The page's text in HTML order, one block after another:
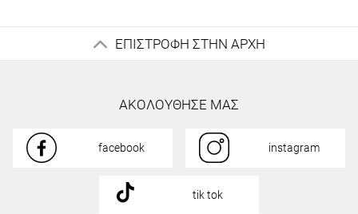
ΕΠΙΣΤΡΟΦΗ ΣΤΗΝ ΑΡΧΗ
ΑΚΟΛΟΥΘΗΣΕ ΜΑΣ
facebook instagram
tik tok